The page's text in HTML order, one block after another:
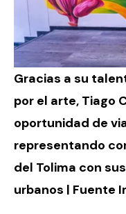
Gracias a su
por el arte, Tiago
oportunidad de
representando
del Tolima con
urbanos | Fuente